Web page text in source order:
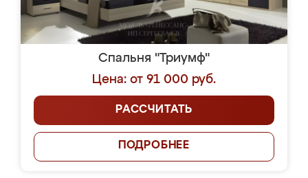
Спальня "Триумф"
Цена: от 91 000 руб.
РАССЧИТАТЬ
ПОДРОБНЕЕ